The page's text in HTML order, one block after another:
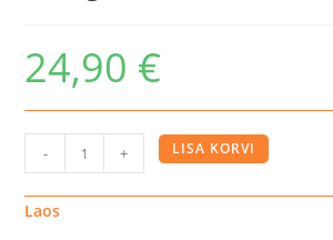
24,90 €
Aura
müts
- + LISA KORVI
Laos